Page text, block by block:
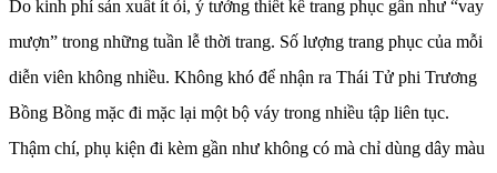
Do kinh phí sản xuất ít ỏi, ý tưởng thiết kế trang phục gần như “vay
mượn” trong những tuần lễ thời trang. Số lượng trang phục của mỗi
diễn viên không nhiều. Không khó để nhận ra Thái Tử phi Trương
Bồng Bồng mặc đi mặc lại một bộ váy trong nhiều tập liên tục.
Thậm chí, phụ kiện đi kèm gần như không có mà chỉ dùng dây màu